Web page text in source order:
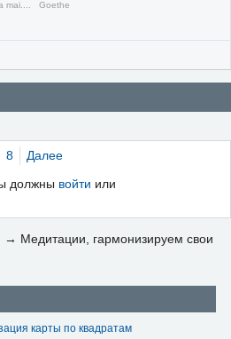
mai.... Goethe
8 Далее
должны войти или
→ Медитации, гармонизируем свои
карты по квадратам